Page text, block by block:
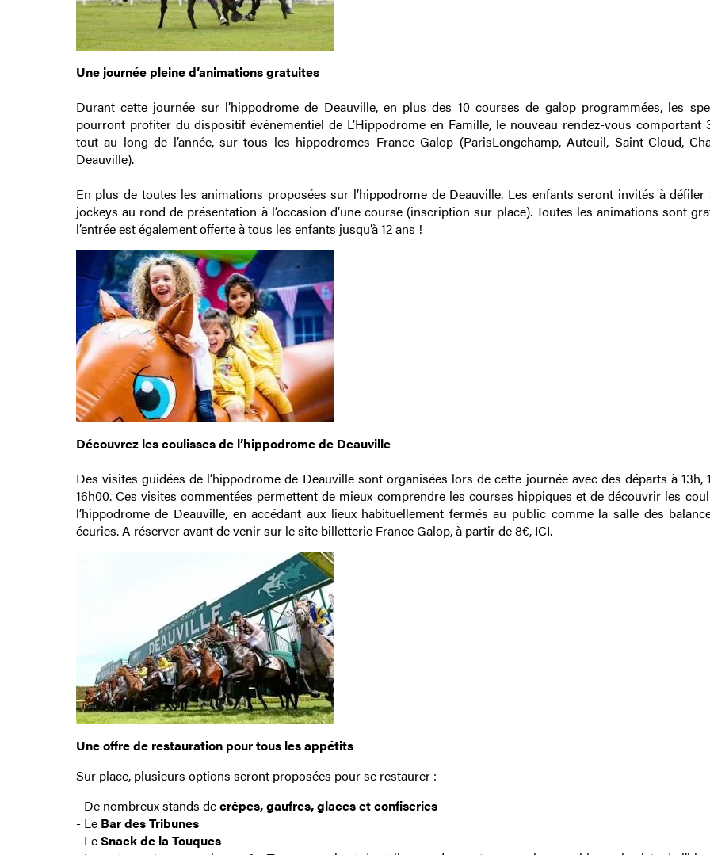
Une journée pleine d’animations gratuites
Durant cette journée sur l’hippodrome de Deauville, en plus des 10 courses de galop programmées, les
pourront profiter du dispositif événementiel de L’Hippodrome en Famille, le nouveau rendez-vous comportant
tout au long de l’année, sur tous les hippodromes France Galop (ParisLongchamp, Auteuil, Saint-Cloud,
Deauville).
En plus de toutes les animations proposées sur l’hippodrome de Deauville. Les enfants seront invités à défiler
jockeys au rond de présentation à l’occasion d’une course (inscription sur place). Toutes les animations sont
l’entrée est également offerte à tous les enfants jusqu’à 12 ans !
Découvrez les coulisses de l’hippodrome de Deauville
Des visites guidées de l’hippodrome de Deauville sont organisées lors de cette journée avec des départs à 13h,
16h00. Ces visites commentées permettent de mieux comprendre les courses hippiques et de découvrir les
l’hippodrome de Deauville, en accédant aux lieux habituellement fermés au public comme la salle des
écuries. A réserver avant de venir sur le site billetterie France Galop, à partir de 8€, ICI.
Une offre de restauration pour tous les appétits
Sur place, plusieurs options seront proposées pour se restaurer :
- De nombreux stands decrêpes, gaufres, glaces et confiseries
- LeBar des Tribunes
- LeSnack de la Touques